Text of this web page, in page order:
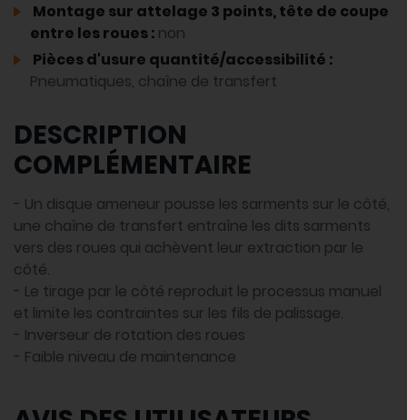
Montage sur attelage 3 points, tête de coupe
entre les roues : non
Pièces d'usure quantité/accessibilité :
Pneumatiques, chaîne de transfert
DESCRIPTION
COMPLÉMENTAIRE
- Un disque ameneur pousse les sarments sur le côté,
une chaîne de transfert entraîne les dits sarments
vers des roues qui achèvent leur extraction par le
côté.
- Le tirage par le côté reproduit le processus manuel
et limite les contraintes sur les fils de palissage.
- Inverseur de rotation des roues
- Faible niveau de maintenance